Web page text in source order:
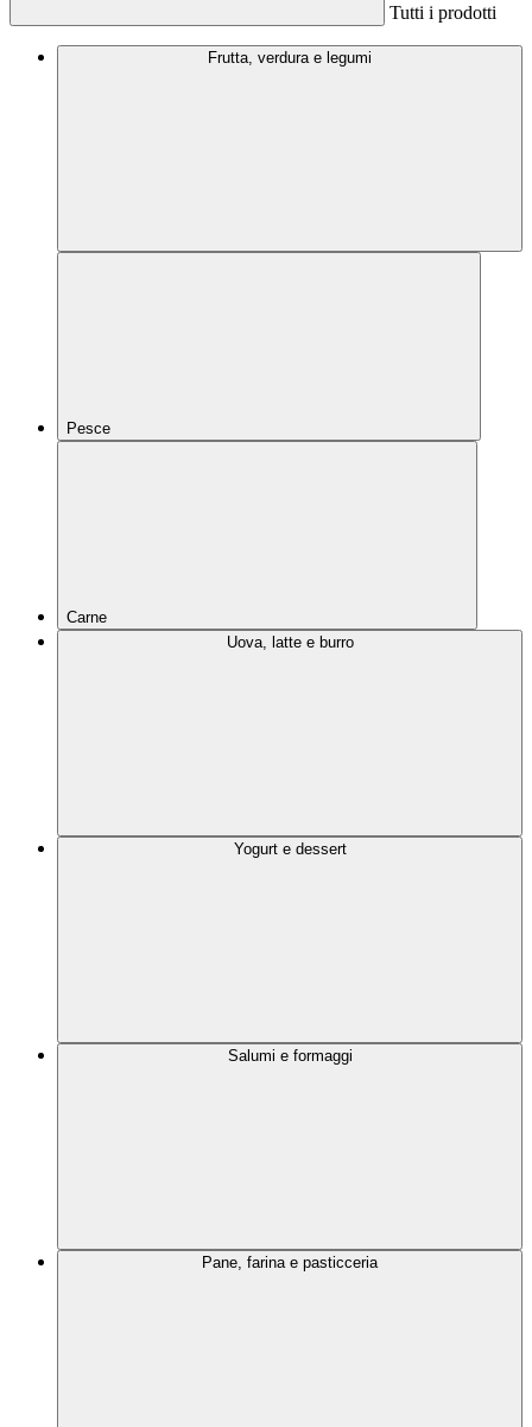
Tutti i prodotti
Frutta, verdura e legumi
Pesce
Carne
Uova, latte e burro
Yogurt e dessert
Salumi e formaggi
Pane, farina e pasticceria